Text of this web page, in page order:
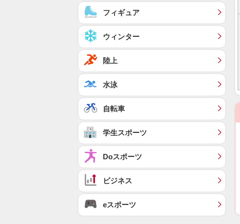
フィギュア
ウィンター
陸上
水泳
自転車
学生スポーツ
Doスポーツ
ビジネス
eスポーツ